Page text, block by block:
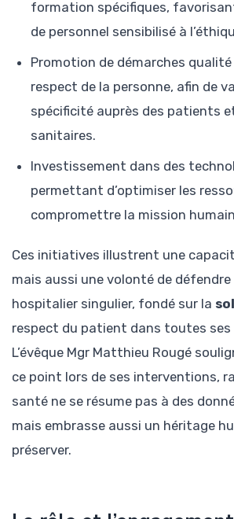
formation spécifiques,
de personnel sensibilisé à
Promotion de démarches qualité
respect de la personne, afin de
spécificité auprès des patients
sanitaires.
Investissement dans des
permettant d’optimiser les
compromettre la mission
Ces initiatives illustrent une
mais aussi une volonté de
hospitalier singulier, fondé sur la
respect du patient dans toutes ses
L’évêque Mgr Matthieu Rougé
ce point lors de ses interventions,
santé ne se résume pas à des
mais embrasse aussi un héritage
préserver.